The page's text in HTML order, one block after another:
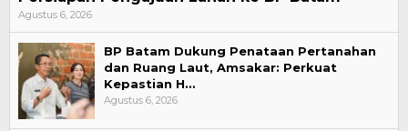
Agustus 6, 2026
BP Batam Dukung Penataan Pertanahan
dan Ruang Laut, Amsakar: Perkuat
Kepastian H…
Agustus 6, 2026